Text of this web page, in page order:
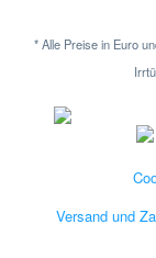
* Alle Preise in Euro
Versand und